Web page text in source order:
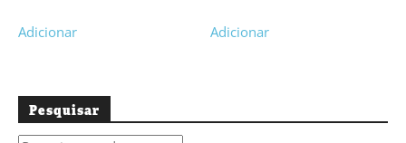
Adicionar Adicionar
Pesquisar